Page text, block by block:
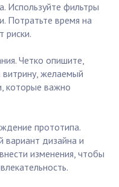
Используйте фильтры
Потратьте время на
риски.
Четко опишите,
желаемый
которые важно
прототипа.
вариант дизайна и
изменения, чтобы